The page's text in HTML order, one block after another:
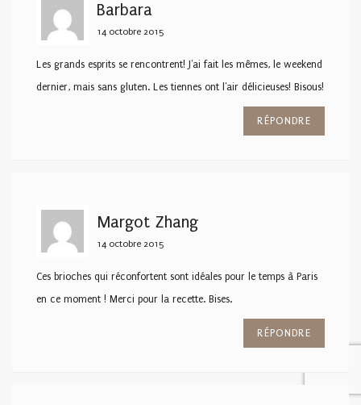
Barbara
14 octobre 2015
Les grands esprits se rencontrent! J'ai fait les mêmes, le weekend
dernier, mais sans gluten. Les tiennes ont l'air délicieuses! Bisous!
RÉPONDRE
Margot Zhang
14 octobre 2015
Ces brioches qui réconfortent sont idéales pour le temps à Paris
en ce moment ! Merci pour la recette. Bises.
RÉPONDRE